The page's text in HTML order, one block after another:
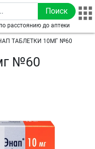
расстоянию до аптеки
ТАБЛЕТКИ 10МГ №60
№60